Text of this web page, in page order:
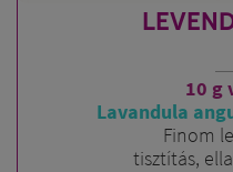
10 g
Lavandula
Finom
tisztítás,